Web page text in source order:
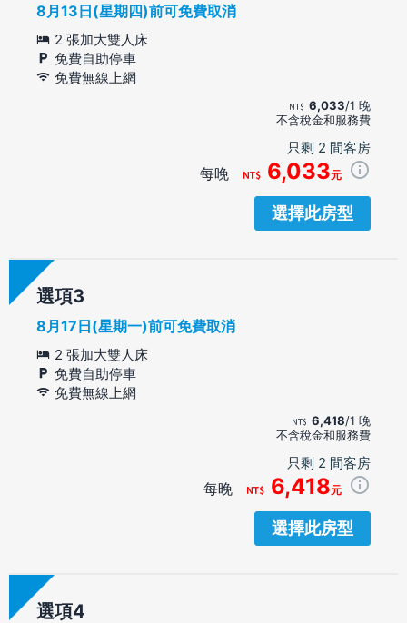
8月13日(星期四)前可免費取消
2 張加大雙人床
免費自助停車
免費無線上網
6,033/1 晚
不含稅金和服務費
只剩 2 間客房
每晚 6,033元
選擇此房型
選項
8月17日(星期一)前可免費取消
2 張加大雙人床
免費自助停車
免費無線上網
6,418/1 晚
不含稅金和服務費
只剩 2 間客房
每晚 6,418元
選擇此房型
選項